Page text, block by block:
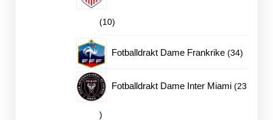
1010
produkter
Fotballdrakt Dame Frankrike 3434
Fotballdrakt Dame Inter Miami 23
23